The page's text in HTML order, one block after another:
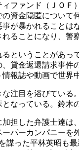
ファンド（ＪＯ
資金隠匿につい
が暴かれること
ることになり、
ということがあ
貸金返還請求事
報誌や動画で世界
注目を浴びてい
なっている。鈴
担した弁護士達
パーカンパニー
謀った平林英昭も